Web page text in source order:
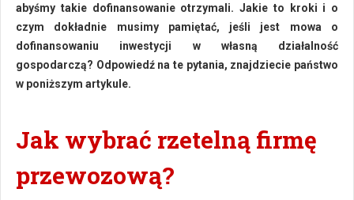
abyśmy takie dofinansowanie otrzymali. Jakie to kroki i o
czym dokładnie musimy pamiętać, jeśli jest mowa o
dofinansowaniu inwestycji w własną działalność
gospodarczą? Odpowiedź na te pytania, znajdziecie państwo
w poniższym artykule.
Jak wybrać rzetelną firmę
przewozową?